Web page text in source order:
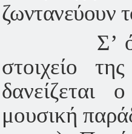
ζωντανεύουν
Σ’ ό,τι
στοιχείο
μουσική